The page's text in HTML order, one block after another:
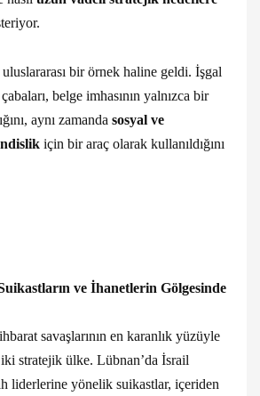
bir örnek haline geldi. İşgal
belge imhasının yalnızca bir
aynı zamanda sosyal ve
için bir araç olarak kullanıldığını
ve İhanetlerin Gölgesinde
savaşlarının en karanlık yüzüyle
iki stratejik ülke. Lübnan’da İsrail
liderlerine yönelik suikastlar, içeriden